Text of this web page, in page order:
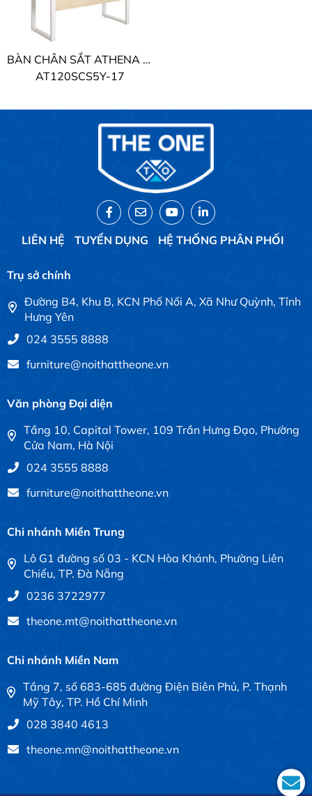
BÀN CHÂN SẮT ATHENA THE ONE
AT120SCS5Y-17
LIÊN HỆ TUYỂN DỤNG HỆ THỐNG PHÂN PHỐI
Trụ sở chính
Đường B4, Khu B, KCN Phố Nối A, Xã Như Quỳnh, Tỉnh
Hưng Yên
024 3555 8888
furniture@noithattheone.vn
Văn phòng Đại diện
Tầng 10, Capital Tower, 109 Trần Hưng Đạo, Phường
Cửa Nam, Hà Nội
024 3555 8888
furniture@noithattheone.vn
Chi nhánh Miền Trung
Lô G1 đường số 03 - KCN Hòa Khánh, Phường Liên
Chiểu, TP. Đà Nẵng
0236 3722977
theone.mt@noithattheone.vn
Chi nhánh Miền Nam
Tầng 7, số 683-685 đường Điện Biên Phủ, P. Thạnh
Mỹ Tây, TP. Hồ Chí Minh
028 3840 4613
theone.mn@noithattheone.vn